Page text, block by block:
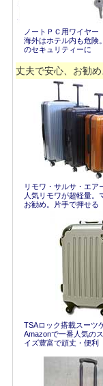
ノートＰＣ用ワイヤー
海外はホテル内も危険
のセキュリティーに
丈夫で安心、お勧
リモワ・サルサ・エア
人気リモワが超軽量。
お勧め。片手で押せる
TSAロック搭載スーツ
Amazonで一番人気の
イズ豊富で頑丈・便利